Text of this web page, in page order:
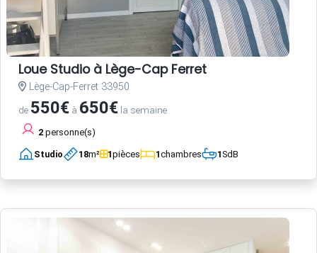
Loue Studio à Lège-Cap Ferret
Lège-Cap-Ferret 33950
de 550€ à 650€ la semaine
2 personne(s)
Studio 18m² 1pièces 1chambres 1SdB